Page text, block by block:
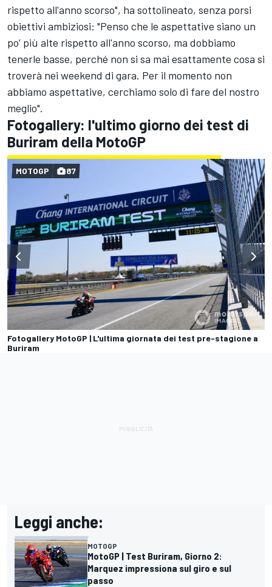
rispetto all'anno scorso", ha sottolineato, senza porsi
obiettivi ambiziosi: "Penso che le aspettative siano un
po’ più alte rispetto all'anno scorso, ma dobbiamo
tenerle basse, perché non si sa mai esattamente cosa si
troverà nei weekend di gara. Per il momento non
abbiamo aspettative, cerchiamo solo di fare del nostro
meglio".
Fotogallery: l'ultimo giorno dei test di
Buriram della MotoGP
Fotogallery MotoGP | L'ultima giornata dei test pre-stagione a
Buriram
MOTOGP 87
Leggi anche:
MOTOGP
MotoGP | Test Buriram, Giorno 2:
Marquez impressiona sul giro e sul
passo